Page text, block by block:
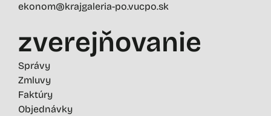
ekonom@krajgaleria-po.vucpo.sk
zverejňovanie
Správy
Zmluvy
Faktúry
Objednávky